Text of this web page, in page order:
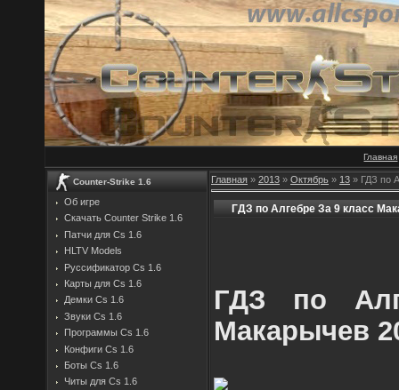
Главная
Counter-Strike 1.6
Об игре
Скачать Counter Strike 1.6
Патчи для Cs 1.6
HLTV Models
Руссификатор Cs 1.6
Карты для Cs 1.6
Демки Cs 1.6
Звуки Cs 1.6
Программы Cs 1.6
Конфиги Cs 1.6
Боты Cs 1.6
Читы для Cs 1.6
Главная » 2013 » Октябрь » 13 » ГДЗ по
ГДЗ по Алгебре За 9 класс
ГДЗ по
Макарычев